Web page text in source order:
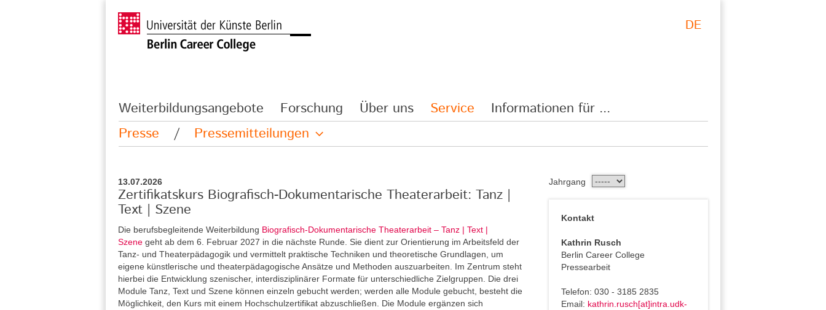
DE
Weiterbildungsangebote Forschung Über uns Service
Informationen für ...
Presse
/ Pressemitteilungen
13.07.2026
Zertifikatskurs Biografisch-Dokumentarische Theaterarbeit: Tanz |
Text | Szene
Die berufsbegleitende Weiterbildung Biografisch-Dokumentarische Theaterarbeit – Tanz | Text |
Szene geht ab dem 6. Februar 2027 in die nächste Runde. Sie dient zur Orientierung im Arbeitsfeld der
Tanz- und Theaterpädagogik und vermittelt praktische Techniken und theoretische Grundlagen, um
eigene künstlerische und theaterpädagogische Ansätze und Methoden auszuarbeiten. Im Zentrum steht
hierbei die Entwicklung szenischer, interdisziplinärer Formate für unterschiedliche Zielgruppen. Die drei
Module Tanz, Text und Szene können einzeln gebucht werden; werden alle Module gebucht, besteht die
Möglichkeit, den Kurs mit einem Hochschulzertifikat abzuschließen. Die Module ergänzen sich
Jahrgang
Kontakt
Kathrin Rusch
Berlin Career College
Pressearbeit
Telefon: 030 - 3185 2835
Email: kathrin.rusch[at]intra.udk-